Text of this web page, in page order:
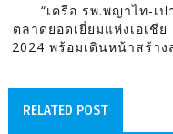
“เครือ รพ.พญาไท-เ
ตลาดยอดเยี่ยมแห่งเอเชี
2024 พร้อมเดินหน้าสร้า
RELATED POST